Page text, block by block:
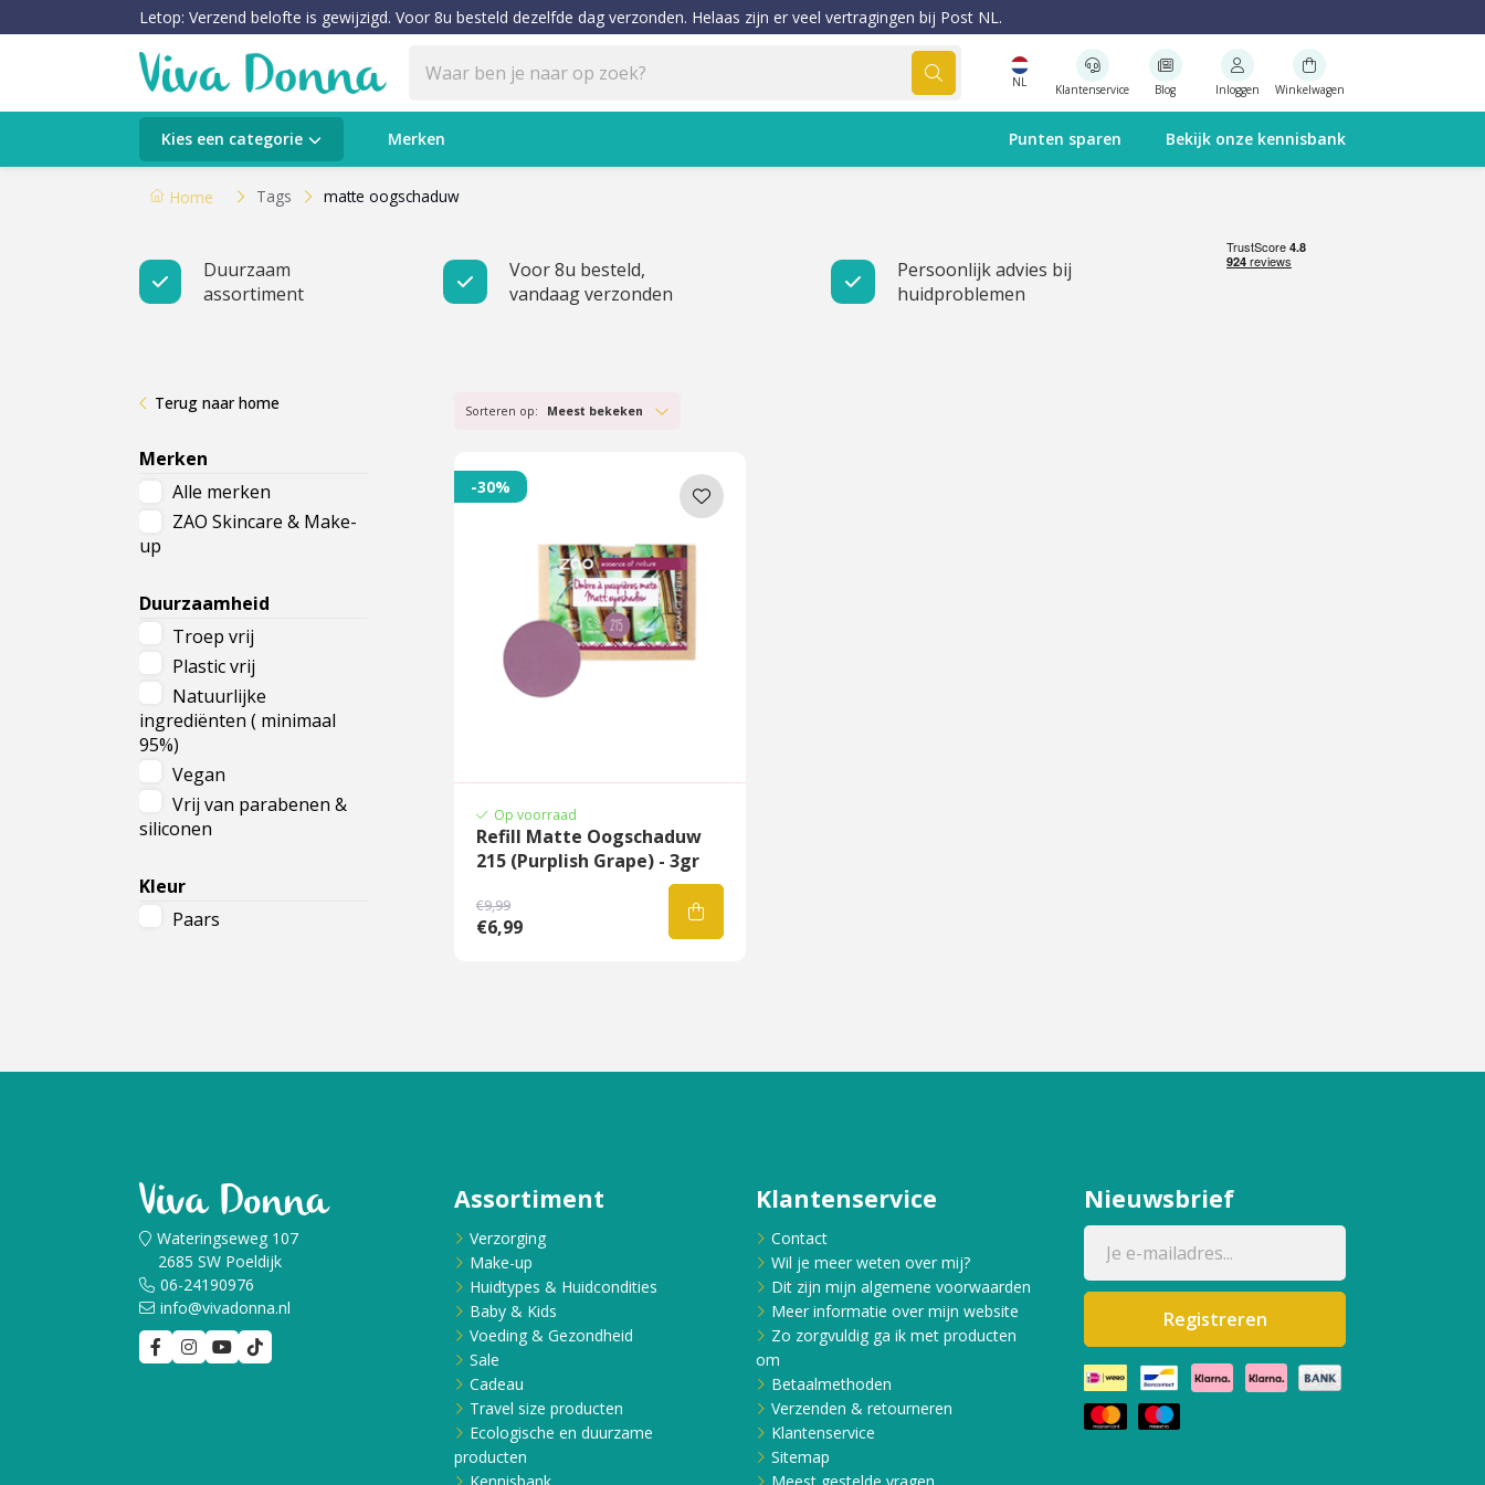
Letop: Verzend belofte is gewijzigd. Voor 8u besteld dezelfde dag verzonden. Helaas zijn er veel vertragingen bij Post NL.
NL Klantenservice Blog Inloggen Winkelwagen
Kies een categorie Merken Punten sparen Bekijk onze kennisbank
Categorieën
Verzorging
Huidtypes & Huidcondities
Voeding & Gezondheid
Cadeau
Nieuwe Striplac 2025
Schrijf je nu in voor Beauty News
Home Tags matte oogschaduw
Duurzaam
assortiment
Voor 8u besteld,
vandaag verzonden
Persoonlijk advies bij
huidproblemen
Terug naar home
Merken
Alle merken
ZAO Skincare & Make-
up
Duurzaamheid
Troep vrij
Plastic vrij
Natuurlijke
ingrediënten ( minimaal
95%)
Vegan
Vrij van parabenen &
siliconen
Kleur
Paars
Sorteren op: Meest bekeken
-30%
Op voorraad
Refill Matte Oogschaduw
215 (Purplish Grape) - 3gr
€9,99
€6,99
Wateringseweg 107
2685 SW Poeldijk
06-24190976
info@vivadonna.nl
Assortiment
Verzorging
Make-up
Huidtypes & Huidcondities
Baby & Kids
Voeding & Gezondheid
Sale
Cadeau
Travel size producten
Ecologische en duurzame
producten
Klantenservice
Contact
Wil je meer weten over mij?
Dit zijn mijn algemene voorwaarden
Meer informatie over mijn website
Zo zorgvuldig ga ik met producten
om
Betaalmethoden
Verzenden & retourneren
Klantenservice
Sitemap
Nieuwsbrief
Registreren